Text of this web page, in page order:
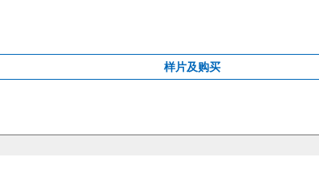
样片及购买